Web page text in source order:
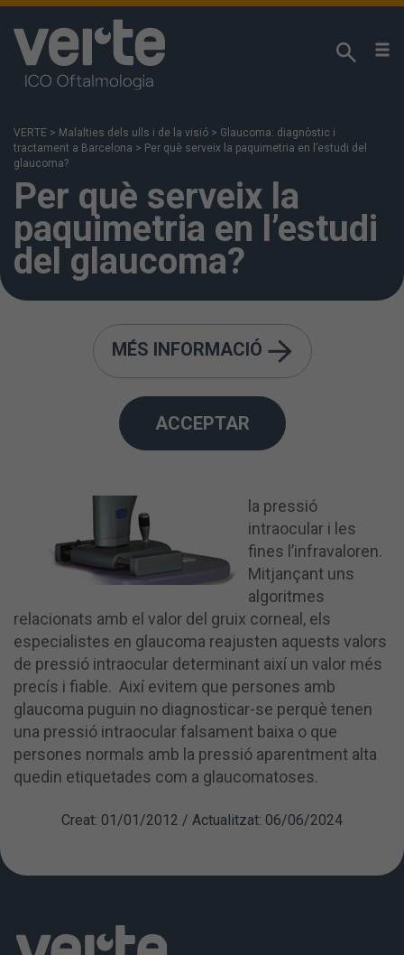
VERTE > Malalties dels ulls i de la visió > Glaucoma: diagnòstic i
tractament a Barcelona > Per què serveix la paquimetria en l’estudi del
glaucoma?
Per què serveix la
paquimetria en l’estudi
del glaucoma?
En matèria de
glaucoma, se sap
que les còrnies
gruixudes
la pressió
intraocular i les
fines l’infravaloren.
Mitjançant uns
algoritmes
relacionats amb el valor del gruix corneal, els
especialistes en glaucoma reajusten aquests valors
de pressió intraocular determinant així un valor més
precís i fiable. Així evitem que persones amb
glaucoma puguin no diagnosticar-se perquè tenen
una pressió intraocular falsament baixa o que
persones normals amb la pressió aparentment alta
quedin etiquetades com a glaucomatoses.
Creat: 01/01/2012 / Actualitzat: 06/06/2024
Respectem la seva privacitat!
per analitzar els seus hàbits de navegació i poder
oferir els nostres continguts en funció dels seus
interessos. Podeu accedir a la nostra
Cookiesper a més informació. Si premeu
“Acceptar” s'entén que ha estat informat i accepta
la instal·lació i ús de les cookies. També podeu
configurar-les o rebutjar-ne l'ús fent clic a “Més
informació”.
MÉS INFORMACIÓ
ACCEPTAR